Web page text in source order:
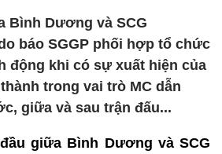
Bình Dương và SCG
báo SGGP phối hợp tổ chức
động khi có sự xuất hiện của
trong vai trò MC dẫn
giữa và sau trận đấu...
giữa Bình Dương và SCG